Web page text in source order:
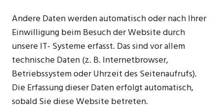
Andere Daten werden automatisch oder nach Ihrer
Einwilligung beim Besuch der Website durch
unsere IT- Systeme erfasst. Das sind vor allem
technische Daten (z. B. Internetbrowser,
Betriebssystem oder Uhrzeit des Seitenaufrufs).
Die Erfassung dieser Daten erfolgt automatisch,
sobald Sie diese Website betreten.